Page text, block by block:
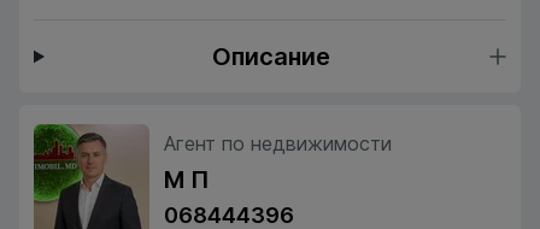
Описание
Агент по недвижимости
М П
068444396